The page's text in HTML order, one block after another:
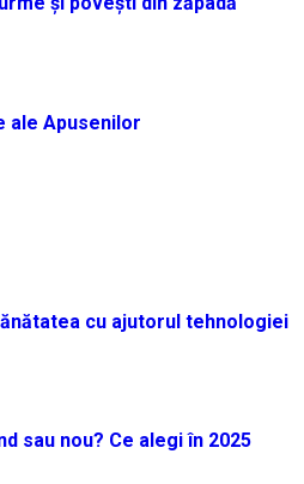
ale Apusenilor
cu ajutorul tehnologiei
sau nou? Ce alegi în 2025